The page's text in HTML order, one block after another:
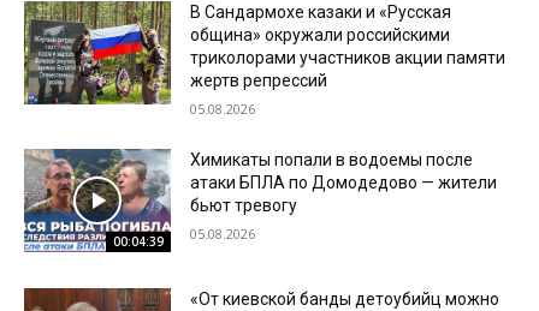
В Сандармохе казаки и «Русская
община» окружали российскими
триколорами участников акции памяти
жертв репрессий
05.08.2026
00:04:39
Химикаты попали в водоемы после
атаки БПЛА по Домодедово — жители
бьют тревогу
05.08.2026
«От киевской банды детоубийц можно